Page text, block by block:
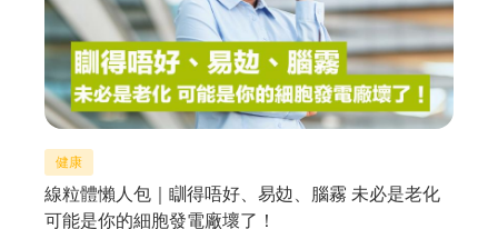
健康
線粒體懶人包｜瞓得唔好、易攰、腦霧 未必是老化
可能是你的細胞發電廠壞了！